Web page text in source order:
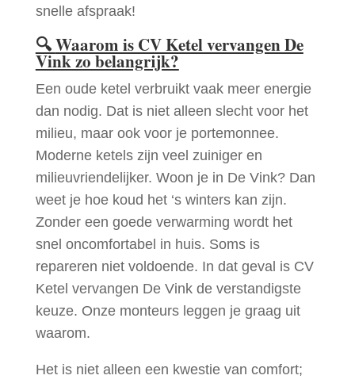
snelle afspraak!
🔍Waarom is CV Ketel vervangen De
Vink zo belangrijk?
Een oude ketel verbruikt vaak meer energie
dan nodig. Dat is niet alleen slecht voor het
milieu, maar ook voor je portemonnee.
Moderne ketels zijn veel zuiniger en
milieuvriendelijker. Woon je in De Vink? Dan
weet je hoe koud het ‘s winters kan zijn.
Zonder een goede verwarming wordt het
snel oncomfortabel in huis. Soms is
repareren niet voldoende. In dat geval is CV
Ketel vervangen De Vink de verstandigste
keuze. Onze monteurs leggen je graag uit
waarom.
Het is niet alleen een kwestie van comfort;